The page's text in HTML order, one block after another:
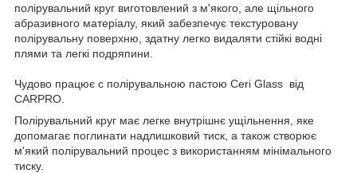
полірувальний круг виготовлений з м'якого, але щільного
абразивного матеріалу, який забезпечує текстуровану
полірувальну поверхню, здатну легко видаляти стійкі водні
плями та легкі подряпини.
Чудово працює с полірувальною пастою Ceri Glass від
CARPRO.
Полірувальний круг має легке внутрішнє ущільнення, яке
допомагає поглинати надлишковий тиск, а також створює
м'який полірувальний процес з використанням мінімального
тиску.